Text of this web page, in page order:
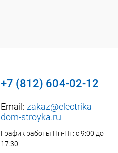
+7 (812) 604-02-12
Email: zakaz@electrika-
dom-stroyka.ru
График работы Пн-Пт: с 9:00 до
17:30